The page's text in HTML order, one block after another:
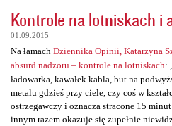
Kontrole na lotniskach i
01.09.2015
Na łamach Dziennika Opinii, Katarzyna
absurd nadzoru – kontrole na lotniskach:
ładowarka, kawałek kabla, but na
metalu gdzieś przy ciele, czy coś w
ostrzegawczy i oznacza stracone 15
innym razem okazuje się zupełnie